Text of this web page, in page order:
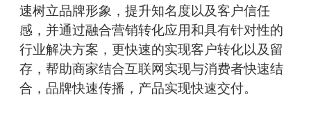
速树立品牌形象，提升知名度以及客户信任
感，并通过融合营销转化应用和具有针对性的
行业解决方案，更快速的实现客户转化以及留
存，帮助商家结合互联网实现与消费者快速结
合，品牌快速传播，产品实现快速交付。